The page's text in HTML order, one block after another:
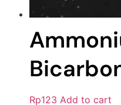
Rp123 Add to cart